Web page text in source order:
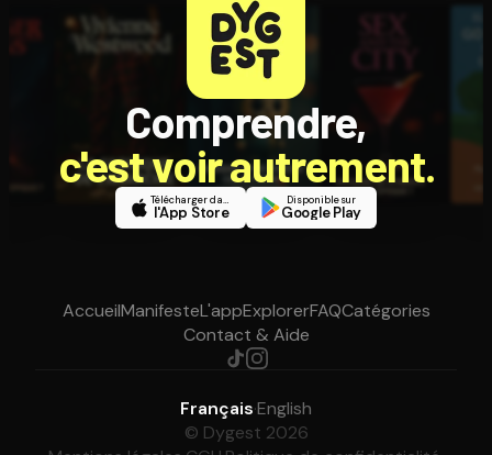
Comprendre,
c'est voir autrement.
Télécharger dans
l'App Store
Disponible sur
Google Play
AccueilManifesteL'appExplorerFAQCatégories
Contact & Aide
Français·English
© Dygest 2026